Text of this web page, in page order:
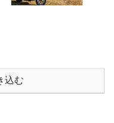
込む